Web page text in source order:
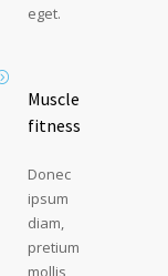
eget.
Muscle
fitness
Donec
ipsum
diam,
pretium
mollis